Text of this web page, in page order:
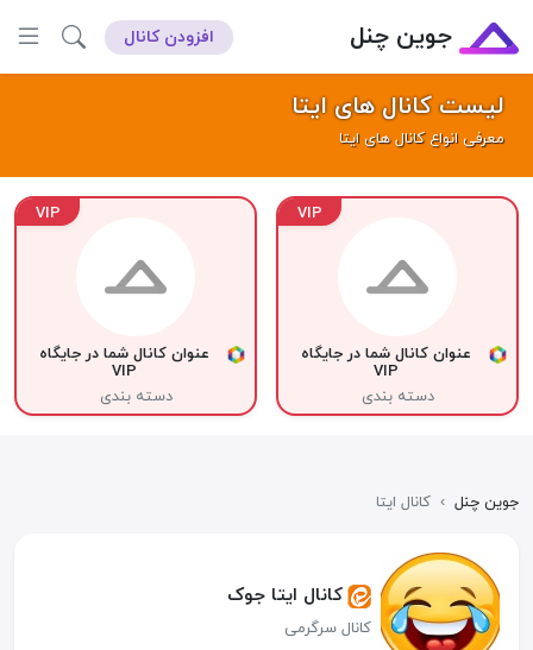
جوین چنل افزودن کانال
لیست کانال های ایتا
معرفی انواع کانال های ایتا
VIP
عنوان کانال شما در جایگاه
VIP
دسته بندی
VIP
عنوان کانال شما در جایگاه
VIP
دسته بندی
جوین چنل › کانال ایتا
کانال ایتا جوک
کانال سرگرمی